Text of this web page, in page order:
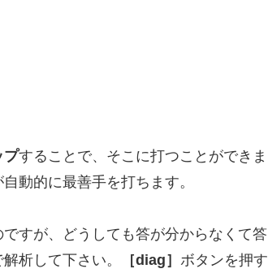
プすることで、そこに打つことができま
動的に最善手を打ちます。
すが、どうしても答が分からなくて答
析して下さい。
［diag］ ボタンを押す